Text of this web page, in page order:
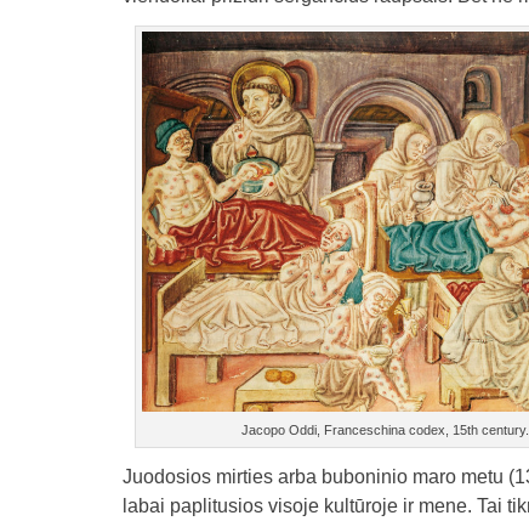
Jacopo Oddi, Franceschina codex, 15th century.
Juodosios mirties arba buboninio maro metu
labai paplitusios visoje kultūroje ir mene. Tai